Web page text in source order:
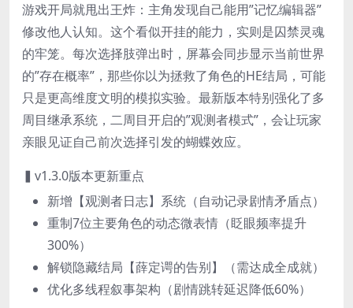
游戏开局就甩出王炸：主角发现自己能用”记忆编辑器”
修改他人认知。这个看似开挂的能力，实则是囚禁灵魂
的牢笼。每次选择肢弹出时，屏幕会同步显示当前世界
的”存在概率”，那些你以为拯救了角色的HE结局，可能
只是更高维度文明的模拟实验。最新版本特别强化了多
周目继承系统，二周目开启的”观测者模式”，会让玩家
亲眼见证自己前次选择引发的蝴蝶效应。
▍v1.3.0版本更新重点
新增【观测者日志】系统（自动记录剧情矛盾点）
重制7位主要角色的动态微表情（眨眼频率提升
300%）
解锁隐藏结局【薛定谔的告别】（需达成全成就）
优化多线程叙事架构（剧情跳转延迟降低60%）